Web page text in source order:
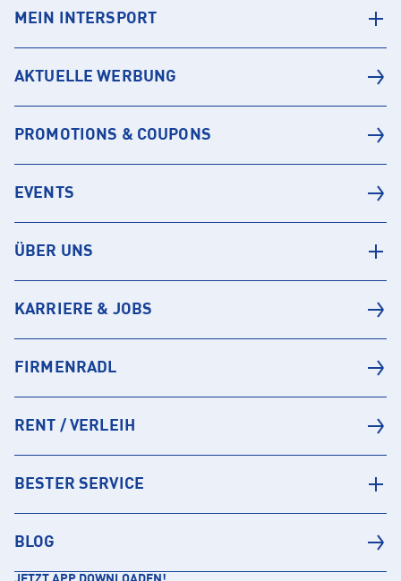
MEIN INTERSPORT
AKTUELLE WERBUNG
PROMOTIONS & COUPONS
EVENTS
ÜBER UNS
KARRIERE & JOBS
FIRMENRADL
RENT / VERLEIH
BESTER SERVICE
BLOG